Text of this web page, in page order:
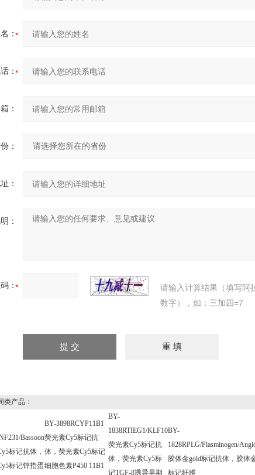
：
：
：
：
：
：
：
请输入计算结果（填写阿
数字），如：三加四=7
产品：
Bassoon
标记抗体，
标记锌指蛋
BY-3898RCYP11B1
荧光素Cy5标记抗
体，荧光素Cy5标记
细胞色素P450 11B1
BY-
1838RTIEG1/KLF10
荧光素Cy5标记抗
体，荧光素Cy5标
记TGF-β诱导早期
BY-
1828RPLG/Plasminogen/
胶体金gold标记抗体，胶体
标记纤维